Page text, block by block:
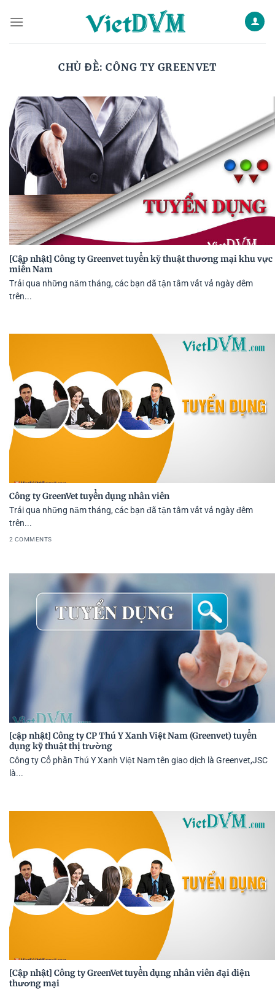
CHỦ ĐỀ:CÔNG TY GREENVET
[Cập nhật] Công ty Greenvet tuyển kỹ thuật thương mại khu vực
miền Nam
Trải qua những năm tháng, các bạn đã tận tâm vất vả ngày đêm
trên...
Công ty GreenVet tuyển dụng nhân viên
Trải qua những năm tháng, các bạn đã tận tâm vất vả ngày đêm
trên...
2 COMMENTS
[cập nhật] Công ty CP Thú Y Xanh Việt Nam (Greenvet) tuyển
dụng kỹ thuật thị trường
Công ty Cổ phần Thú Y Xanh Việt Nam tên giao dịch là Greenvet,JSC
là...
[Cập nhật] Công ty GreenVet tuyển dụng nhân viên đại diện
thương mại